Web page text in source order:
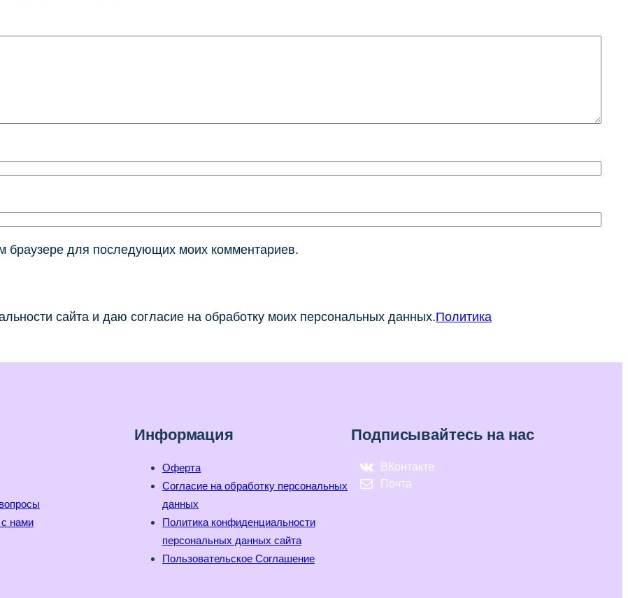
браузере для последующих моих комментариев.
сайта и даю согласие на обработку моих персональных данных.Политика
нами
Информация
Оферта
Согласие на обработку персональных
данных
Политика конфиденциальности
персональных данных сайта
Пользовательское Соглашение
Подписывайтесь на нас
ВКонтакте
Почта